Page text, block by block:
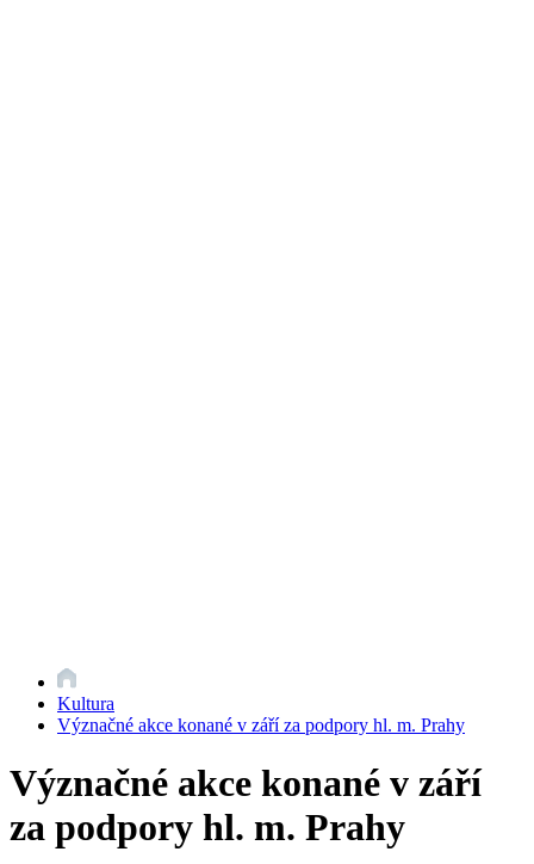
Kultura
Význačné akce konané v září za podpory hl. m. Prahy
Význačné akce konané v září
za podpory hl. m. Prahy